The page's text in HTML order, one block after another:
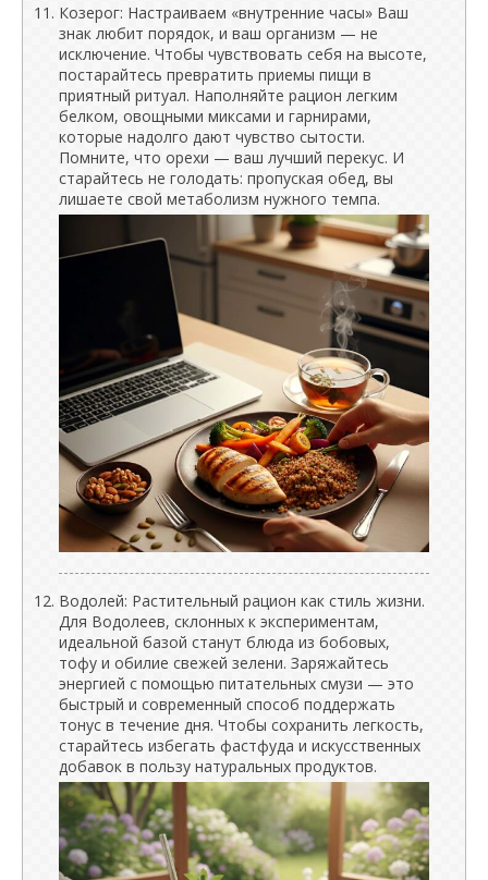
Козерог: Настраиваем «внутренние часы» Ваш
знак любит порядок, и ваш организм — не
исключение. Чтобы чувствовать себя на высоте,
постарайтесь превратить приемы пищи в
приятный ритуал. Наполняйте рацион легким
белком, овощными миксами и гарнирами,
которые надолго дают чувство сытости.
Помните, что орехи — ваш лучший перекус. И
старайтесь не голодать: пропуская обед, вы
лишаете свой метаболизм нужного темпа.
Водолей: Растительный рацион как стиль жизни.
Для Водолеев, склонных к экспериментам,
идеальной базой станут блюда из бобовых,
тофу и обилие свежей зелени. Заряжайтесь
энергией с помощью питательных смузи — это
быстрый и современный способ поддержать
тонус в течение дня. Чтобы сохранить легкость,
старайтесь избегать фастфуда и искусственных
добавок в пользу натуральных продуктов.